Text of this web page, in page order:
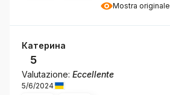
Mostra originale
Катерина
5
Valutazione: Eccellente
5/6/2024